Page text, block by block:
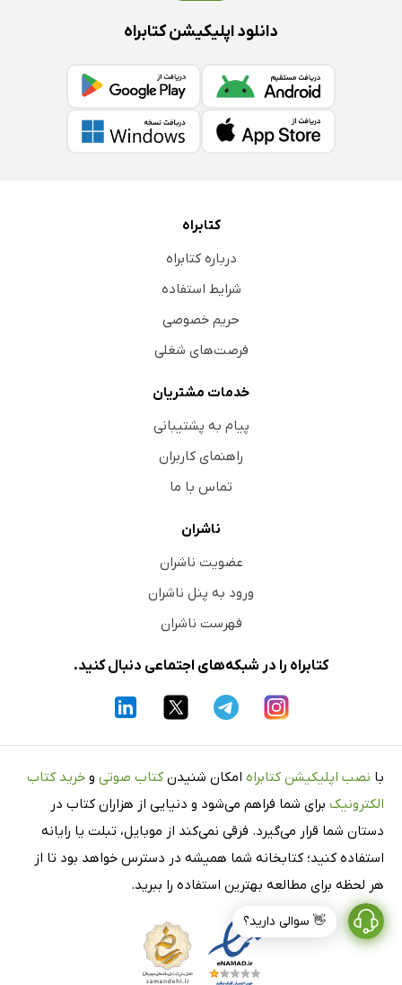
👋 سوالی دارید؟
دانلود اپلیکیشن کتابراه
کتابراه
درباره کتابراه
شرایط استفاده
حریم خصوصی
فرصت‌های شغلی
خدمات مشتریان
پیام به پشتیبانی
راهنمای کاربران
تماس با ما
ناشران
عضویت ناشران
ورود به پنل ناشران
فهرست ناشران
کتابراه را در شبکه‌های اجتماعی دنبال کنید.
با نصب اپلیکیشن کتابراه امکان شنیدن کتاب صوتی و خرید کتاب
الکترونیک برای شما فراهم می‌شود و دنیایی از هزاران کتاب در
دستان شما قرار می‌گیرد. فرقی نمی‌کند از موبایل، تبلت یا رایانه
استفاده کنید؛ کتابخانه شما همیشه در دسترس خواهد بود تا از
هر لحظه برای مطالعه بهترین استفاده را ببرید.